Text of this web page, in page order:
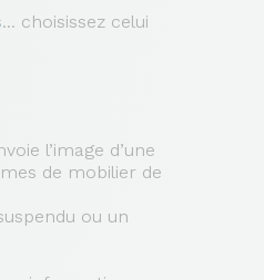
... choisissez celui
l’image d’une
de mobilier de
ou un